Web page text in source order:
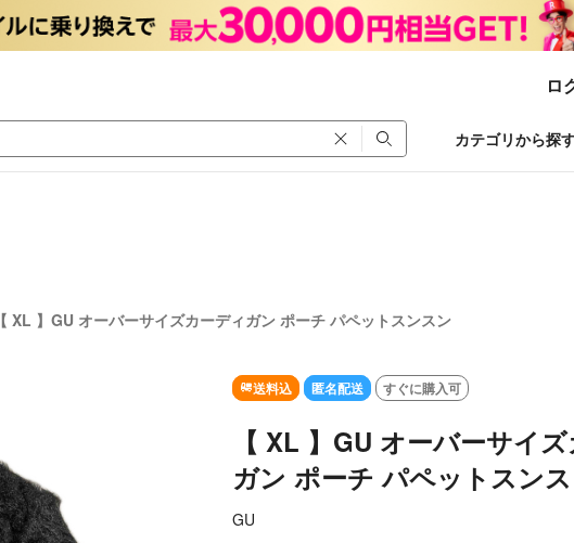
ロ
カテゴリから探
【 XL 】GU オーバーサイズカーディガン ポーチ パペットスンスン
送料込 匿名配送 すぐに購入可
【 XL 】GU オーバーサイ
ガン ポーチ パペットスン
GU